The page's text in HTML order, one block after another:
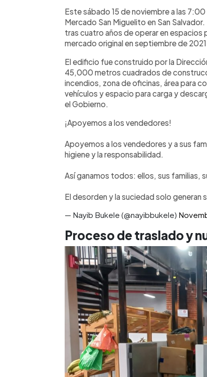
► Escuchar artículo
El nuevo Mercado San
noviembre, tras cuatro años de
edificio original en 2021. Más de
actividades en un espacio
una inversión de $34 millones.
para su funcionamiento,
puestos. Previo a la reapertura,
apoyar a los vendedores
responsabilidad.
Este sábado 15 de noviembre a las
Mercado San Miguelito en San
tras cuatro años de operar en
mercado original en septiembre de
El edificio fue construido por la
45,000 metros cuadrados de
incendios, zona de oficinas, área para
vehículos y espacio para carga y
el Gobierno.
¡Apoyemos a los vendedores!
Apoyemos a los vendedores y a sus
higiene y la responsabilidad.
Así ganamos todos: ellos, sus familias,
El desorden y la suciedad solo generan
— Nayib Bukele (@nayibbukele)
Proceso de traslado y